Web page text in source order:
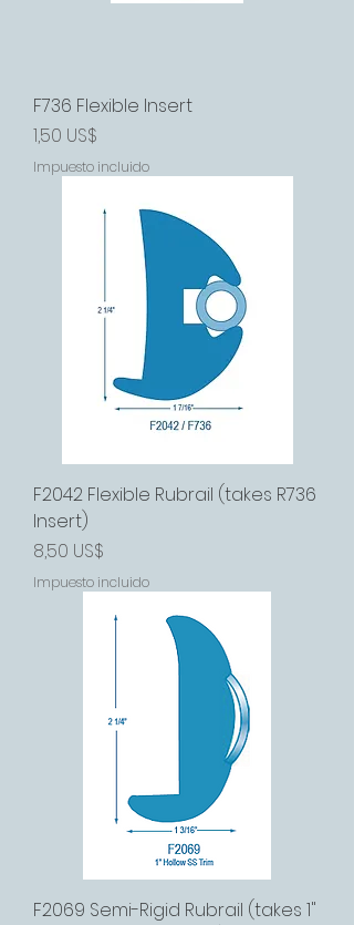
F736 Flexible Insert
Precio
1,50 US$
Impuesto incluido
F2042 Flexible Rubrail (takes R736
Insert)
Precio
8,50 US$
Impuesto incluido
F2069 Semi-Rigid Rubrail (takes 1"